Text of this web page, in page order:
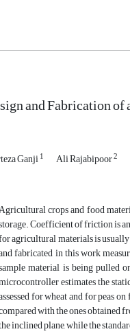
and Fabrication
Ganji1 Ali Rajabipoor2
crops and food
Coefficient of friction is
agricultural materials is
fabricated in this work
material is being pulled
estimates the
for wheat and for peas
with the ones obtained
inclined plane, while the